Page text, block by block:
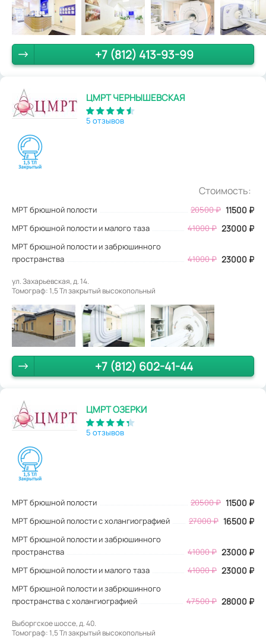
+7 (812) 413-93-99
ЦМРТ ЧЕРНЫШЕВСКАЯ
5 отзывов
Стоимость:
МРТ брюшной полости 20500₽ 11500 ₽
МРТ брюшной полости и малого таза 41000 ₽ 23000 ₽
МРТ брюшной полости и забрюшинного
пространства
41000 ₽ 23000 ₽
ул. Захарьевская, д. 14.
Томограф: 1,5 Тл закрытый высокопольный
+7 (812) 602-41-44
ЦМРТ ОЗЕРКИ
5 отзывов
МРТ брюшной полости 20500₽ 11500 ₽
МРТ брюшной полости с холангиографией 27000 ₽ 16500 ₽
МРТ брюшной полости и забрюшинного
пространства
41000 ₽ 23000 ₽
МРТ брюшной полости и малого таза 41000 ₽ 23000 ₽
МРТ брюшной полости и забрюшинного
пространства с холангиографией
47500 ₽ 28000 ₽
Выборгское шоссе, д. 40.
Томограф: 1,5 Тл закрытый высокопольный